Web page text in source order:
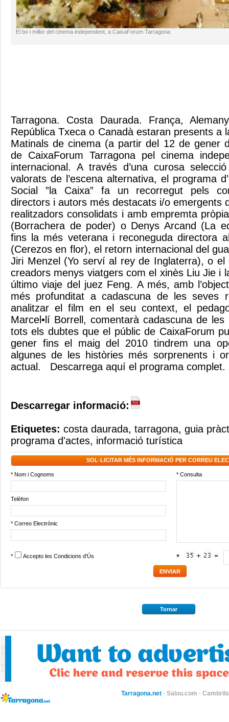
El bo i millor del cinema independent, a CaixaForum Tarragona
Tarragona. Costa Daurada. França,
República Txeca o Canadà estaran presents a
Matinals de cinema (a partir del 12 de gener
de CaixaForum Tarragona pel cinema
internacional. A través d’una curosa
valorats de l’escena alternativa, el programa
Social ”la Caixa” fa un recorregut pels
directors i autors més destacats i/o emergents
realitzadors consolidats i amb empremta
(Borrachera de poder) o Denys Arcand (La
fins la més veterana i reconeguda directora
(Cerezos en flor), el retorn internacional del
Jiri Menzel (Yo serví al rey de Inglaterra), o el
creadors menys viatgers com el xinès Liu Jie i
último viaje del juez Feng. A més, amb
més profunditat a cadascuna de les seves
analitzar el film en el seu context, el
Marcel•lí Borrell, comentarà cadascuna de
tots els dubtes que el públic de CaixaForum
gener fins el maig del 2010 tindrem una
algunes de les històries més sorprenents i
actual. Descarrega aquí el programa complet.
Descarregar informació:
Etiquetes: costa daurada, tarragona, guia
programa d'actes, informació turística
SOL·LICITAR MÉS INFORMACIÓ PER CORREU
* Nom i Cognoms * Consulta
Telèfon
* Correo Electrònic
* Accepto les Condicions d'Ús *
Tornar
Tarragona.net · Salou.com ·